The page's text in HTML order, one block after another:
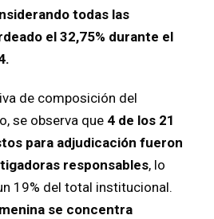
todas las
el 32,75% durante el
de composición del
se observa que 4 de los 21
para adjudicación fueron
responsables, lo
19% del total institucional.
se concentra